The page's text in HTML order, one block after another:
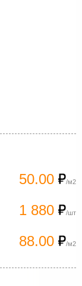
50.00 /м2
1 880 /шт
88.00 /м2